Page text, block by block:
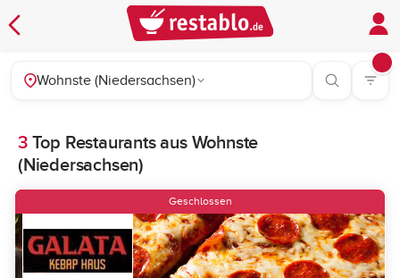
Wohnste (Niedersachsen)
3Top Restaurants aus Wohnste
(Niedersachsen)
Geschlossen